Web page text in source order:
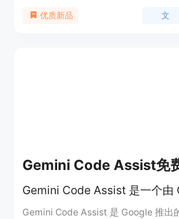
时更新;支持多种语言;导出多种格式文
优质新品 文
Gemini Code Assist免
Gemini Code Assist 是 Google 推出